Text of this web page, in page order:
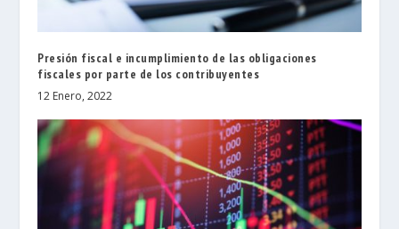
Presión fiscal e incumplimiento de las obligaciones
fiscales por parte de los contribuyentes
12 Enero, 2022